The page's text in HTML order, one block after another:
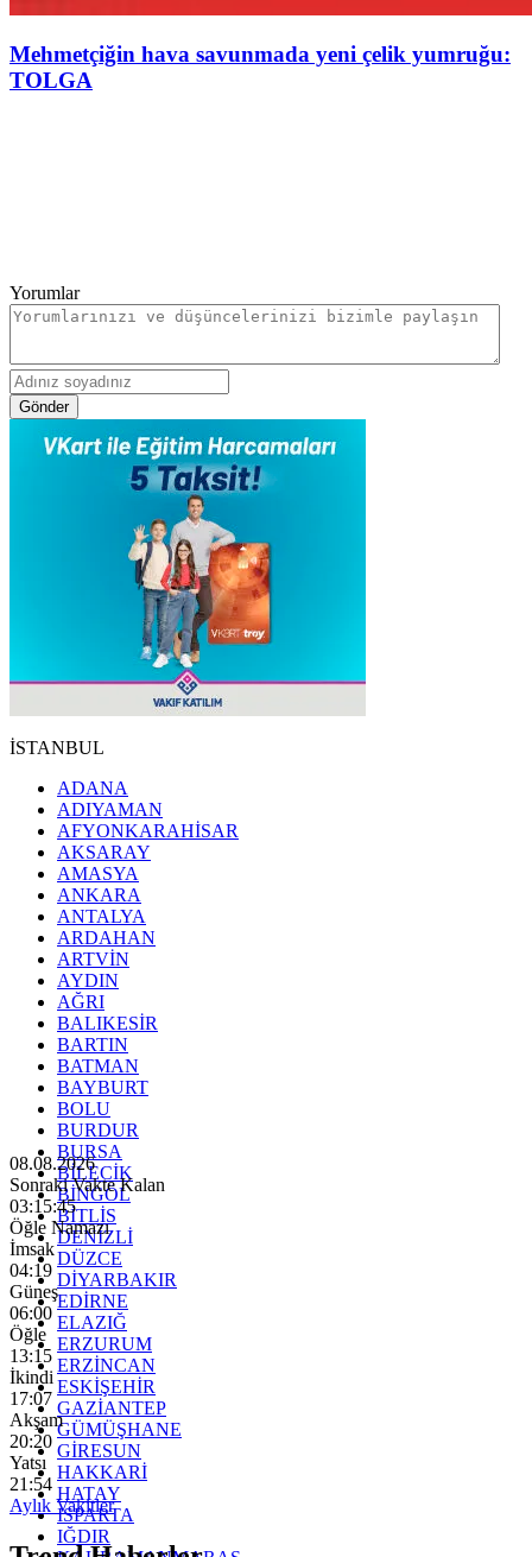
Mehmetçiğin hava savunmada yeni çelik yumruğu:
TOLGA
Yorumlar
Gönder
İSTANBUL
ADANA
ADIYAMAN
AFYONKARAHİSAR
AKSARAY
AMASYA
ANKARA
ANTALYA
ARDAHAN
ARTVİN
AYDIN
AĞRI
BALIKESİR
BARTIN
BATMAN
BAYBURT
BOLU
BURDUR
BURSA
BİLECİK
BİNGÖL
BİTLİS
DENİZLİ
DÜZCE
DİYARBAKIR
EDİRNE
ELAZIĞ
ERZURUM
ERZİNCAN
ESKİŞEHİR
GAZİANTEP
GÜMÜŞHANE
GİRESUN
HAKKARİ
HATAY
ISPARTA
IĞDIR
08.08.2026
Sonraki Vakte Kalan
03:15:43
Öğle Namazı
İmsak
04:19
Güneş
06:00
Öğle
13:15
İkindi
17:07
Akşam
20:20
Yatsı
21:54
Aylık Vakitler